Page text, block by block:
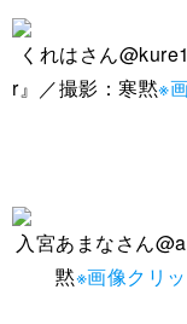
くれはさん
r』／撮影：寒黙※
入宮あまなさん
黙※画像クリ